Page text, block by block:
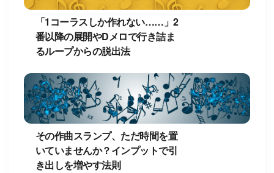
「1コーラスしか作れない……」2
番以降の展開やDメロで行き詰ま
るループからの脱出法
その作曲スランプ、ただ時間を置
いていませんか？インプットで引
き出しを増やす法則